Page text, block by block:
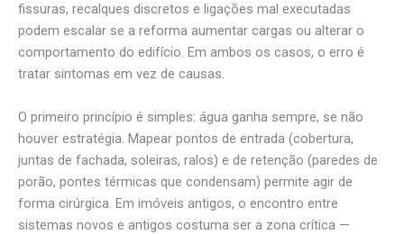
fissuras, recalques discretos e ligações mal executadas
podem escalar se a reforma aumentar cargas ou alterar o
comportamento do edifício. Em ambos os casos, o erro é
tratar sintomas em vez de causas.
O primeiro princípio é simples: água ganha sempre, se não
houver estratégia. Mapear pontos de entrada (cobertura,
juntas de fachada, soleiras, ralos) e de retenção (paredes de
porão, pontes térmicas que condensam) permite agir de
forma cirúrgica. Em imóveis antigos, o encontro entre
sistemas novos e antigos costuma ser a zona crítica —